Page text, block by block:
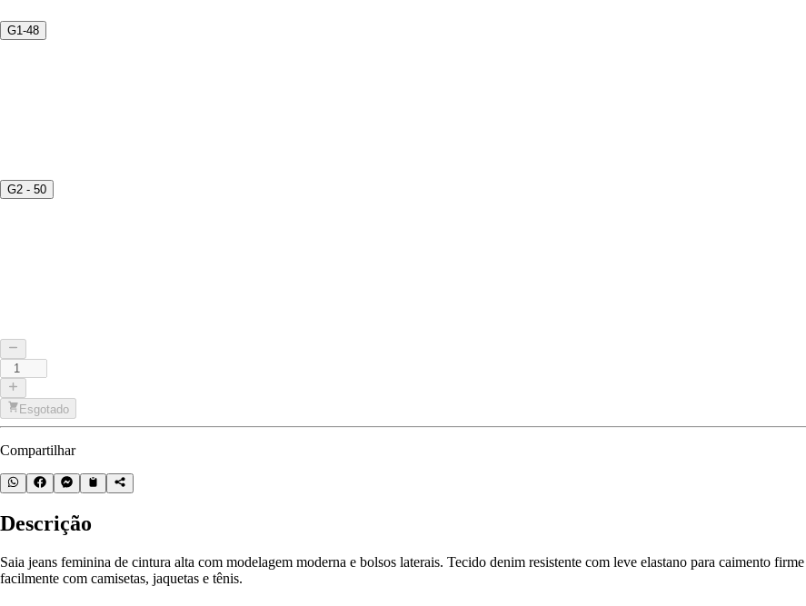
G1-48
G2 - 50
Esgotado
Compartilhar
Descrição
Saia jeans feminina de cintura alta com modelagem moderna e bolsos laterais. Tecido denim resistente com leve elastano para caimento
facilmente com camisetas, jaquetas e tênis.